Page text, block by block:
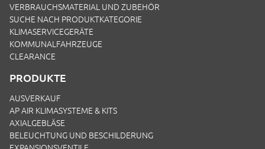
VERBRAUCHSMATERIAL UND ZUBEHÖR
SUCHE NACH PRODUKTKATEGORIE
KLIMASERVICEGERÄTE
KOMMUNALFAHRZEUGE
CLEARANCE
PRODUKTE
AUSVERKAUF
AP AIR KLIMASYSTEME & KITS
AXIALGEBLÄSE
BELEUCHTUNG UND BESCHILDERUNG